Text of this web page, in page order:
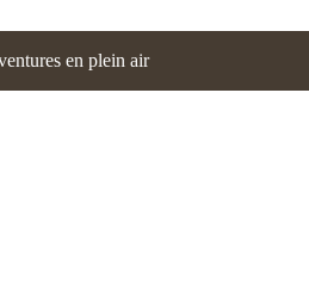
en plein air